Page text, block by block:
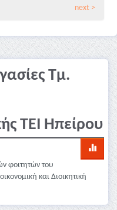
next >
Τμ.
ΤΕΙ Ηπείρου
φοιτητών του
και Διοικητική